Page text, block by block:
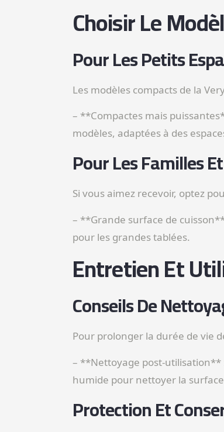
Choisir Le
Pour Les Petits
Les modèles compacts de la
– **Compactes mais
modèles, adaptées à des
Pour Les Familles
Si vous aimez recevoir, optez
– **Grande surface de
pour les grandes tablées.
Entretien Et
Conseils De
Pour prolonger la durée de vie
– **Nettoyage post-utilisation**
humide pour nettoyer la
Protection Et